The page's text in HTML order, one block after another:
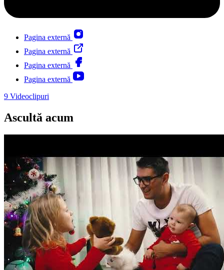
Pagina externă
Pagina externă
Pagina externă
Pagina externă
9 Videoclipuri
Ascultă acum